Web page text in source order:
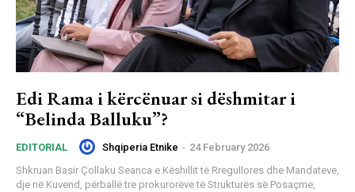
Edi Rama i kërcënuar si dëshmitar i
“Belinda Balluku”?
EDITORIAL Shqiperia Etnike - 24 February 2026
Shkruan Basir Çollaku Seanca e Këshillit të Rregullores dhe Mandateve,
dje në Kuvend, përballë tre prokurorëve të Strukturës së Posaçme,